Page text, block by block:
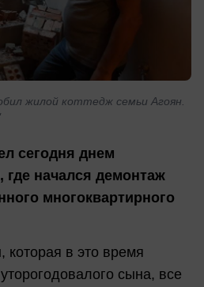
жилой коттедж семьи Агоян.
сегодня днем
где начался демонтаж
многоквартирного
в это время
сына, все